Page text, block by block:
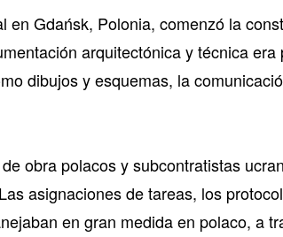
en Gdańsk, Polonia, comenzó la
arquitectónica y técnica
dibujos y esquemas, la
obra polacos y subcontratistas
asignaciones de tareas, los
en gran medida en polaco, a